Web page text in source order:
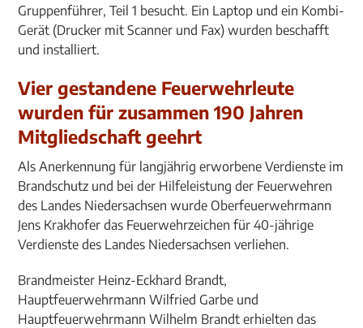
Gruppenführer, Teil 1 besucht. Ein Laptop und ein Kombi-
Gerät (Drucker mit Scanner und Fax) wurden beschafft
und installiert.
Vier gestandene Feuerwehrleute
wurden für zusammen 190 Jahren
Mitgliedschaft geehrt
Als Anerkennung für langjährig erworbene Verdienste im
Brandschutz und bei der Hilfeleistung der Feuerwehren
des Landes Niedersachsen wurde Oberfeuerwehrmann
Jens Krakhofer das Feuerwehrzeichen für 40-jährige
Verdienste des Landes Niedersachsen verliehen.
Brandmeister Heinz-Eckhard Brandt,
Hauptfeuerwehrmann Wilfried Garbe und
Hauptfeuerwehrmann Wilhelm Brandt erhielten das